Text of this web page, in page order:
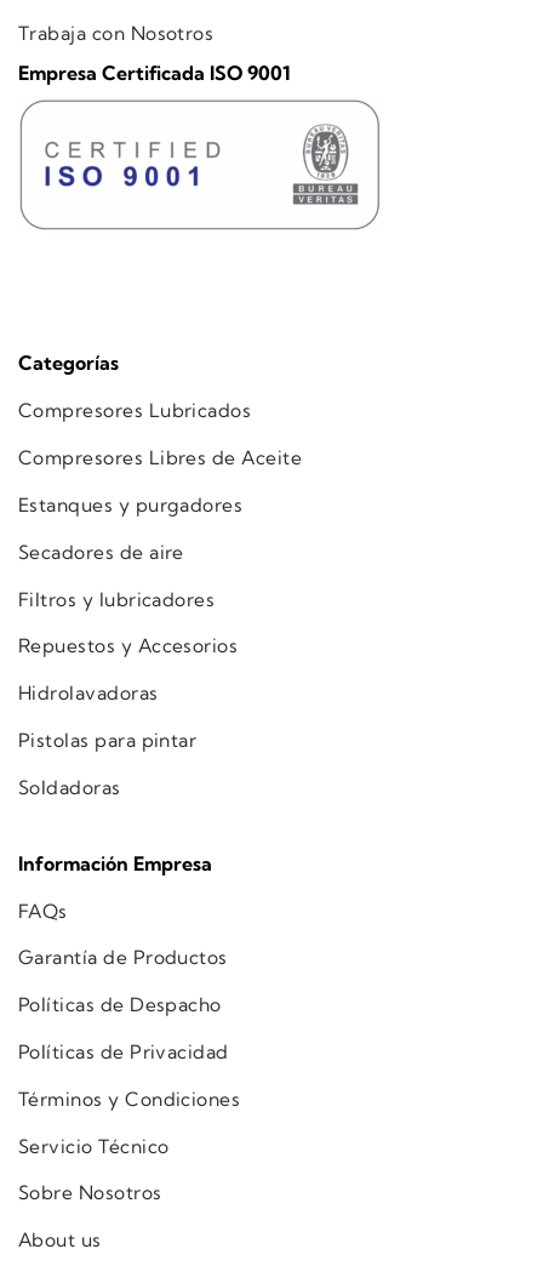
Categorías
Compresores Lubricados
Compresores Libres de Aceite
Estanques y purgadores
Secadores de aire
Filtros y lubricadores
Repuestos y Accesorios
Hidrolavadoras
Pistolas para pintar
Soldadoras
Información Empresa
FAQs
Garantía de Productos
Políticas de Despacho
Políticas de Privacidad
Términos y Condiciones
Servicio Técnico
Sobre Nosotros
About us
Trabaja con Nosotros
Empresa Certificada ISO 9001